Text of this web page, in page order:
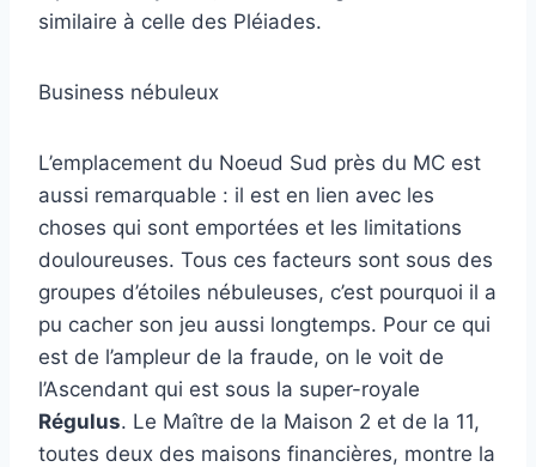
similaire à celle des Pléiades.
Business nébuleux
L’emplacement du Noeud Sud près du MC est
aussi remarquable : il est en lien avec les
choses qui sont emportées et les limitations
douloureuses. Tous ces facteurs sont sous des
groupes d’étoiles nébuleuses, c’est pourquoi il a
pu cacher son jeu aussi longtemps. Pour ce qui
est de l’ampleur de la fraude, on le voit de
l’Ascendant qui est sous la super-royale
Régulus. Le Maître de la Maison 2 et de la 11,
toutes deux des maisons financières, montre la